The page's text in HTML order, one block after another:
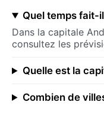
Quel temps fait-
Dans la capitale
consultez les
Quelle est la
Combien de